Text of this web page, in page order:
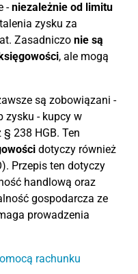
-niezależnie od limitu
zysku za
Zasadniczo nie są
, ale mogą
są zobowiązani -
zysku - kupcy w
238 HGB. Ten
dotyczy również
Przepis ten dotyczy
handlową oraz
gospodarcza ze
prowadzenia
rachunku